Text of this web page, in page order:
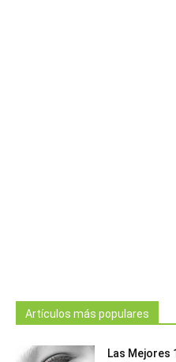
Artículos más populares
Las Mejores